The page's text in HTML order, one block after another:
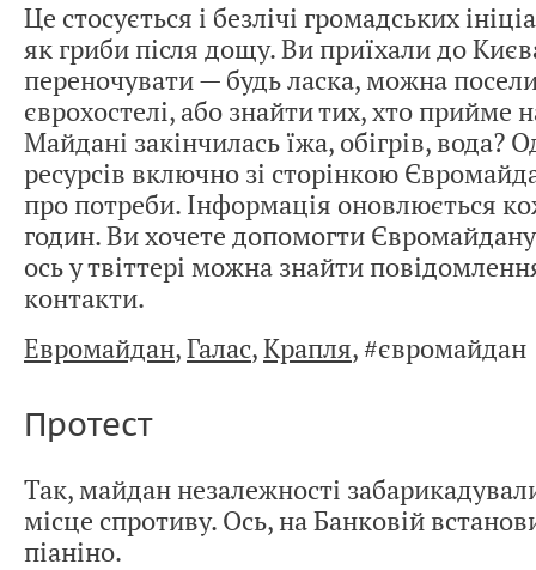
Це стосується і безлічі громадських
як гриби після дощу. Ви приїхали до
переночувати — будь ласка, можна
єврохостелі, або знайти тих, хто прийме
Майдані закінчилась їжа, обігрів, вода?
ресурсів включно зі сторінкою
про потреби. Інформація оновлюється
годин. Ви хочете допомогти
ось у твіттері можна знайти
контакти.
Евромайдан,Галас,Крапля, #євромайдан
Протест
Так, майдан незалежності
місце спротиву. Ось, на Банковій
піаніно.